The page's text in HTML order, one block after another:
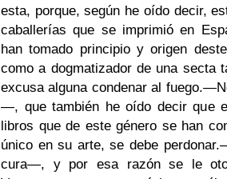
esta, porque, según he oído decir,
caballerías que se imprimió en
han tomado principio y origen
como a dogmatizador de una secta
excusa alguna condenar al fuego.
—, que también he oído decir que
libros que de este género se han
único en su arte, se debe perdonar.
cura—, y por esa razón se le